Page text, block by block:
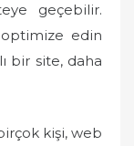
geçebilir.
edin
bir site, daha
kişi, web